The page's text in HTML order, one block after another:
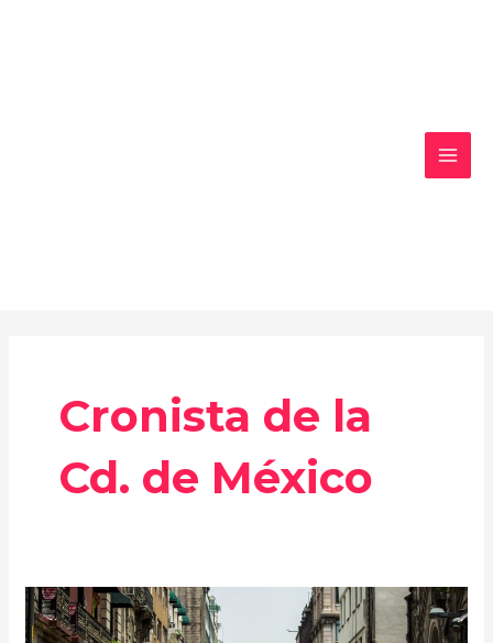
Cronista de la
Cd. de México
Click,click,click,